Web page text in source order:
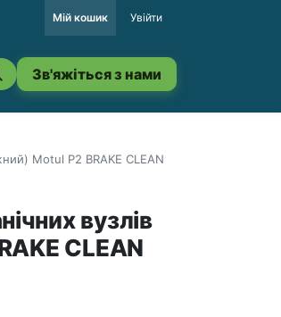
Мій кошик Увійти
Зв'яжіться з нами
Motul P2 BRAKE CLEAN
вузлів
CLEAN